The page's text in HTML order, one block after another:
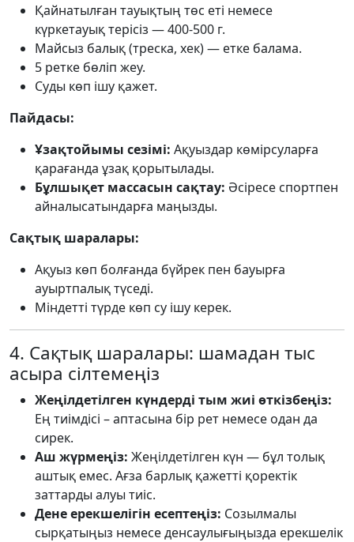
Қайнатылған тауықтың төс еті немесе
күркетауық терісіз — 400-500 г.
Майсыз балық (треска, хек) — етке балама.
5 ретке бөліп жеу.
Суды көп ішу қажет.
Пайдасы:
Ұзақтойымы сезімі: Ақуыздар көмірсуларға
қарағанда ұзақ қорытылады.
Бұлшықет массасын сақтау: Әсіресе спортпен
айналысатындарға маңызды.
Сақтық шаралары:
Ақуыз көп болғанда бүйрек пен бауырға
ауыртпалық түседі.
Міндетті түрде көп су ішу керек.
4. Сақтық шаралары: шамадан тыс
асыра сілтемеңіз
Жеңілдетілген күндерді тым жиі өткізбеңіз:
Ең тиімдісі – аптасына бір рет немесе одан да
сирек.
Аш жүрмеңіз: Жеңілдетілген күн — бұл толық
аштық емес. Ағза барлық қажетті қоректік
заттарды алуы тиіс.
Дене ерекшелігін есептеңіз: Созылмалы
сырқатыңыз немесе денсаулығыңызда ерекшелік